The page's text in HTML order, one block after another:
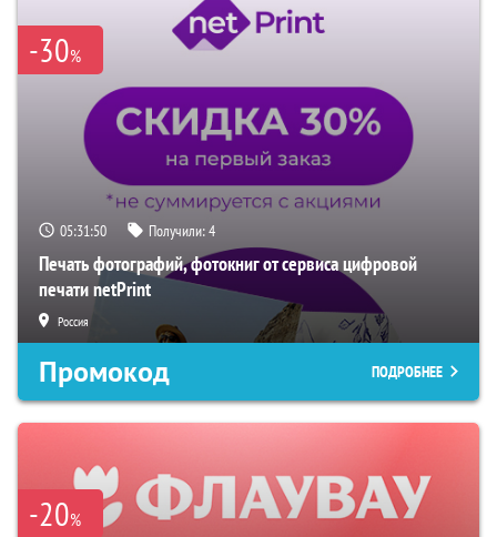
-30%
05:31:49 Получили:4
Печать фотографий, фотокниг от сервиса цифровой
печати netPrint
Россия
Промокод ПОДРОБНЕЕ
-20%